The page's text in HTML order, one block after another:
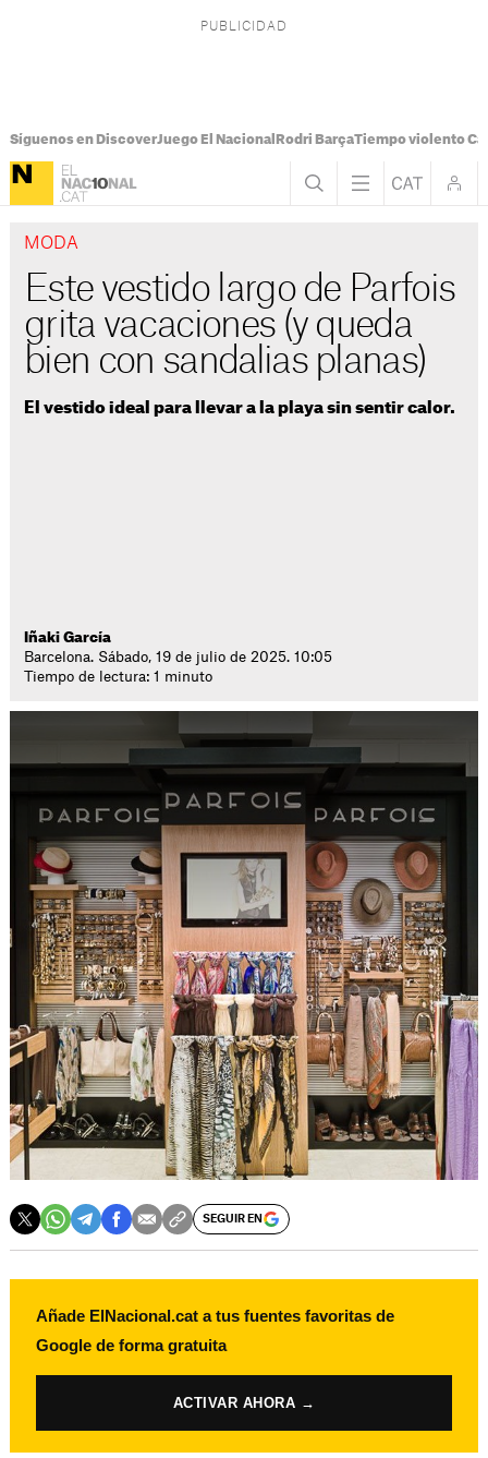
Síguenos en DiscoverJuego El Nacional Rodri BarçaTiempo violento
MODA
Este vestido largo de Parfois
grita vacaciones (y queda
bien con sandalias planas)
El vestido ideal para llevar a la playa sin sentir calor.
Iñaki García
Barcelona. Sábado, 19 de julio de 2025. 10:05
Tiempo de lectura: 1 minuto
SEGUIR EN
Añade ElNacional.cat a tus fuentes favoritas de
Google de forma gratuita
ACTIVAR AHORA →